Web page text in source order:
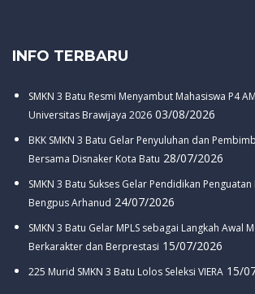
INFO TERBARU
SMKN 3 Batu Resmi Menyambut Mahasiswa P4
Universitas Brawijaya 2026 03/08/2026
BKK SMKN 3 Batu Gelar Penyuluhan dan
Bersama Disnaker Kota Batu 28/07/2026
SMKN 3 Batu Sukses Gelar Pendidikan
Bengpus Arhanud 24/07/2026
SMKN 3 Batu Gelar MPLS sebagai Langkah Awal
Berkarakter dan Berprestasi 15/07/2026
225 Murid SMKN 3 Batu Lolos Seleksi VIERA 15/